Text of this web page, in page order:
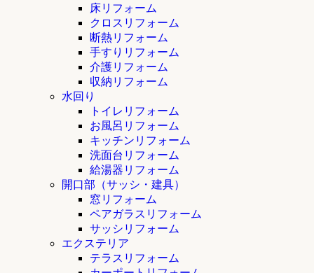
床リフォーム
クロスリフォーム
断熱リフォーム
手すりリフォーム
介護リフォーム
収納リフォーム
水回り
トイレリフォーム
お風呂リフォーム
キッチンリフォーム
洗面台リフォーム
給湯器リフォーム
開口部（サッシ・建具）
窓リフォーム
ペアガラスリフォーム
サッシリフォーム
エクステリア
テラスリフォーム